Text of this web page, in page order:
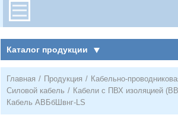
Каталог продукции
Главная / Продукция / Кабельно-
Силовой кабель / Кабели с ПВХ изоляцией
Кабель АВБбШвнг-LS